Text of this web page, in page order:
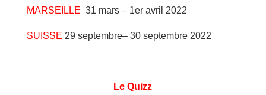
MARSEILLE 31 mars – 1er avril 2022
SUISSE 29 septembre– 30 septembre 2022
Le Quizz